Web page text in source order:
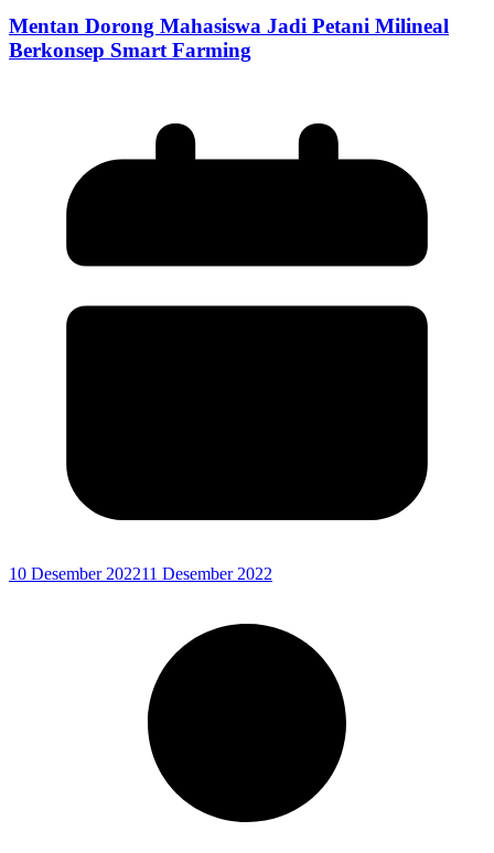
Mentan Dorong Mahasiswa Jadi Petani Milineal
Berkonsep Smart Farming
10 Desember 202211 Desember 2022